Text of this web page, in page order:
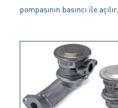
pompasının basıncı ile açılır.